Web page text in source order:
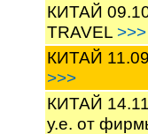
КИТАЙ
TRAVEL >>>
КИТАЙ
>>>
КИТАЙ
у.е. от